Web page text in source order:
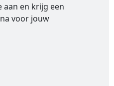
aan en krijg een
voor jouw